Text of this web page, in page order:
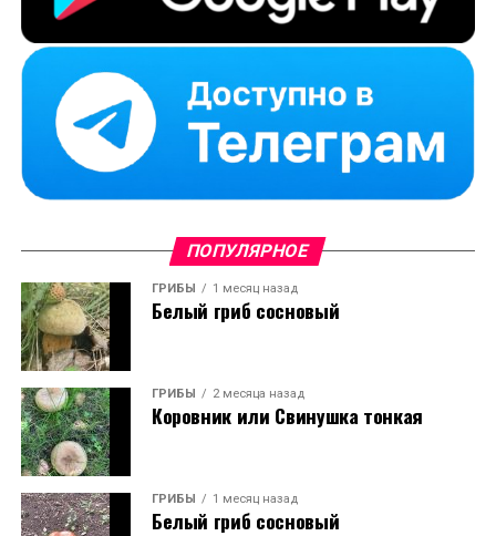
ПОПУЛЯРНОЕ
ГРИБЫ 1 месяц назад
Белый гриб сосновый
ГРИБЫ 2 месяца назад
Коровник или Свинушка тонкая
ГРИБЫ 1 месяц назад
Белый гриб сосновый